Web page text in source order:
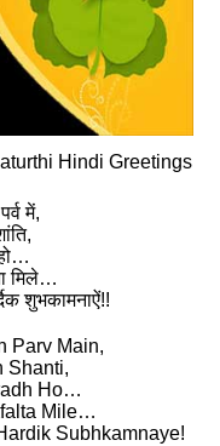
Hindi Greetings
में,
मिले…
शुभकामनाऐं!!
Parv Main,
Shanti,
Ho…
Mile…
Subhkamnaye!